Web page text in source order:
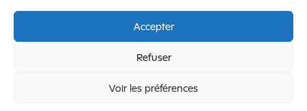
Société Lanteas
Accepter
Refuser
Voir les préférences